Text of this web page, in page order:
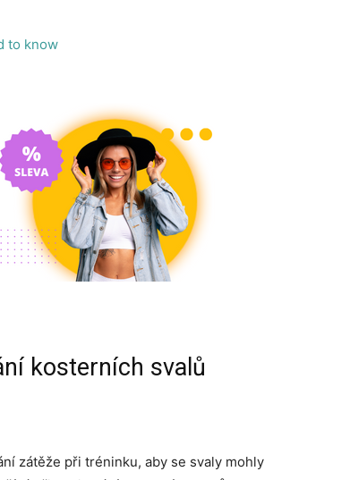
to know
kosterních svalů
zátěže při tréninku, aby se svaly mohly